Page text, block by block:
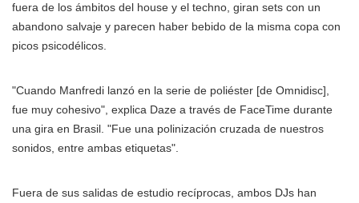
fuera de los ámbitos del house y el techno, giran sets con un
abandono salvaje y parecen haber bebido de la misma copa con
picos psicodélicos.
"Cuando Manfredi lanzó en la serie de poliéster [de Omnidisc],
fue muy cohesivo", explica Daze a través de FaceTime durante
una gira en Brasil. "Fue una polinización cruzada de nuestros
sonidos, entre ambas etiquetas".
Fuera de sus salidas de estudio recíprocas, ambos DJs han